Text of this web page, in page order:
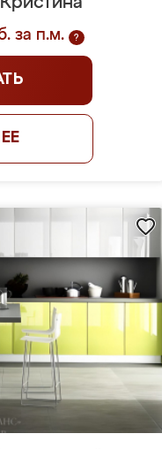
за п.м. ?